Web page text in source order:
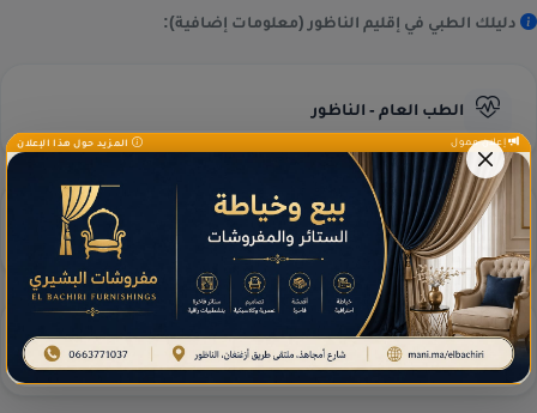
دليلك الطبي في إقليم الناظور (معلومات إضافية):
الطب العام - الناظور
طب العيون - الناظور
مختبرات التحاليل
إعلان ممول المزيد حول هذا الإعلان